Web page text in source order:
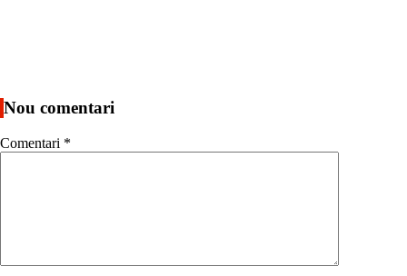
Nou comentari
Comentari *